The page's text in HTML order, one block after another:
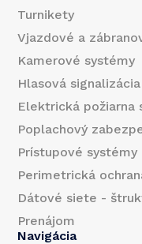
Turnikety
Vjazdové a
Kamerové systémy
Hlasová
Elektrická požiarna
Poplachový
Prístupové systémy
Perimetrická
Dátové siete -
Prenájom
Navigácia